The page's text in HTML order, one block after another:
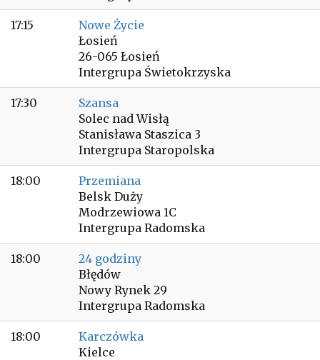
17:15
Nowe Życie
Łosień
26-065 Łosień
Intergrupa Świetokrzyska
17:30
Szansa
Solec nad Wisłą
Stanisława Staszica 3
Intergrupa Staropolska
18:00
Przemiana
Belsk Duży
Modrzewiowa 1C
Intergrupa Radomska
18:00
24 godziny
Błędów
Nowy Rynek 29
Intergrupa Radomska
18:00
Karczówka
Kielce